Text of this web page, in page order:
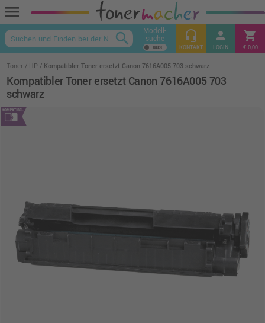
menu
keyboard_arrow_up
search Modell-
suche headset_mic
KONTAKT
person
LOGIN
shopping_cart
€ 0,00
Toner HP Kompatibler Toner ersetzt Canon 7616A005 703 schwarz
Kompatibler Toner ersetzt Canon 7616A005 703
schwarz